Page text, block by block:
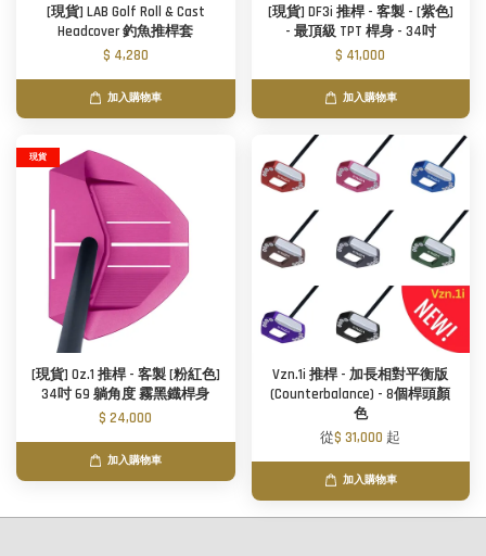
[現貨] LAB Golf Roll & Cast
Headcover 釣魚推桿套
$ 4,280
加入購物車
[現貨] DF3i 推桿 - 客製 - [紫色]
- 最頂級 TPT 桿身 - 34吋
$ 41,000
加入購物車
現貨
[現貨] Oz.1 推桿 - 客製 [粉紅色]
34吋 69 躺角度 霧黑鐡桿身
$ 24,000
加入購物車
Vzn.1i 推桿 - 加長相對平衡版
(Counterbalance) - 8個桿頭顏
色
從$ 31,000 起
加入購物車